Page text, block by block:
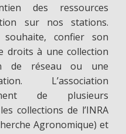
des ressources
sur nos stations.
confier son
droits à une collection
de réseau ou une
L’association
de plusieurs
collections de l’INRA
Agronomique) et